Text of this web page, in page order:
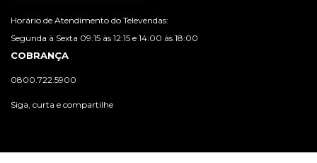
Horário de Atendimento do Televendas:
Segunda à Sexta 09:15 às 12:15 e 14:00 às 18:00
COBRANÇA
0800.722.5900
Siga, curta e compartilhe